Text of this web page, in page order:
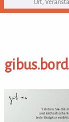
gibus.bordeaux